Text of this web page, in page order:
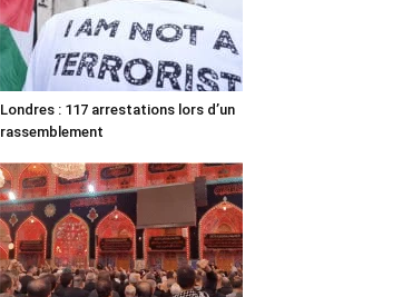
Londres : 117 arrestations lors d’un
rassemblement